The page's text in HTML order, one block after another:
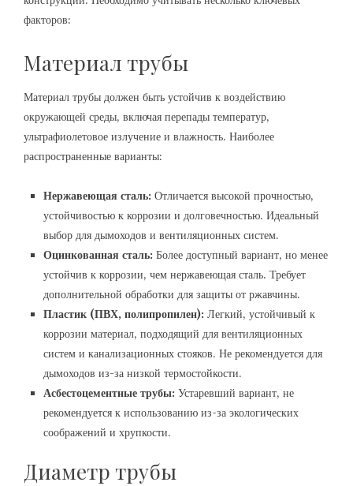
факторов:
Материал трубы
Материал трубы должен быть устойчив к воздействию
окружающей среды, включая перепады температур,
ультрафиолетовое излучение и влажность. Наиболее
распространенные варианты:
Нержавеющая сталь: Отличается высокой прочностью,
устойчивостью к коррозии и долговечностью. Идеальный
выбор для дымоходов и вентиляционных систем.
Оцинкованная сталь: Более доступный вариант, но менее
устойчив к коррозии, чем нержавеющая сталь. Требует
дополнительной обработки для защиты от ржавчины.
Пластик (ПВХ, полипропилен): Легкий, устойчивый к
коррозии материал, подходящий для вентиляционных
систем и канализационных стояков. Не рекомендуется для
дымоходов из-за низкой термостойкости.
Асбестоцементные трубы: Устаревший вариант, не
рекомендуется к использованию из-за экологических
соображений и хрупкости.
Диаметр трубы